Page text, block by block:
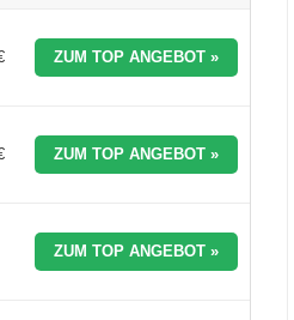
ZUM TOP ANGEBOT »
ZUM TOP ANGEBOT »
ZUM TOP ANGEBOT »